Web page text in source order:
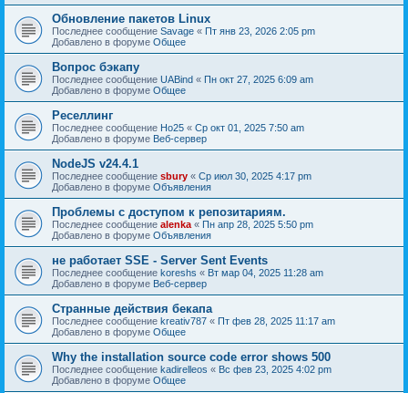
Обновление пакетов Linux
Последнее сообщение Savage « Пт янв 23, 2026 2:05 pm
Добавлено в форуме Общее
Вопрос бэкапу
Последнее сообщение UABind « Пн окт 27, 2025 6:09 am
Добавлено в форуме Общее
Реселлинг
Последнее сообщение Ho25 « Ср окт 01, 2025 7:50 am
Добавлено в форуме Веб-сервер
NodeJS v24.4.1
Последнее сообщение sbury « Ср июл 30, 2025 4:17 pm
Добавлено в форуме Объявления
Проблемы с доступом к репозитариям.
Последнее сообщение alenka « Пн апр 28, 2025 5:50 pm
Добавлено в форуме Объявления
не работает SSE - Server Sent Events
Последнее сообщение koreshs « Вт мар 04, 2025 11:28 am
Добавлено в форуме Веб-сервер
Странные действия бекапа
Последнее сообщение kreativ787 « Пт фев 28, 2025 11:17 am
Добавлено в форуме Общее
Why the installation source code error shows 500
Последнее сообщение kadirelleos « Вс фев 23, 2025 4:02 pm
Добавлено в форуме Общее